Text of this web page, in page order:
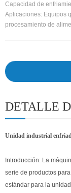
Capacidad de
Aplicaciones: Equipos
procesamiento de
DETALLE
Unidad industrial
Introducción: La
serie de productos
estándar para la unidad